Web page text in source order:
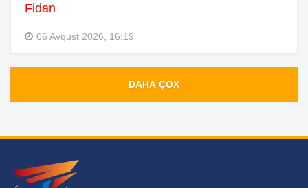
Fidan
06 Avqust 2026, 16:19
DAHA ÇOX